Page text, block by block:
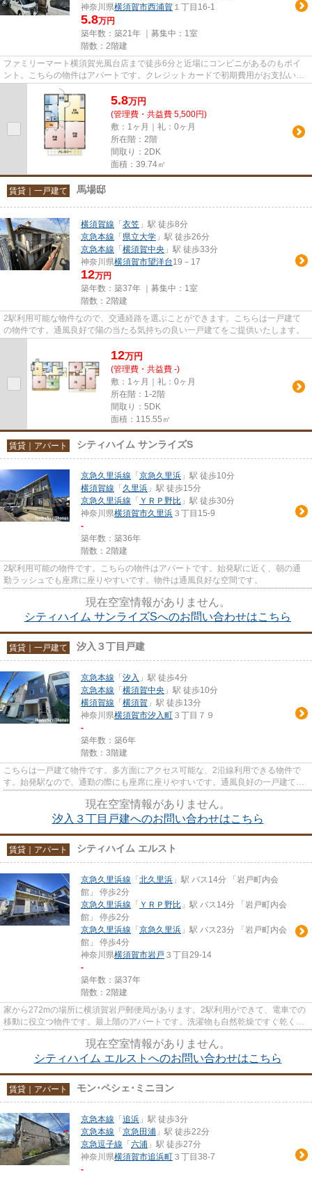
神奈川県横須賀市西浦賀 １丁目16-1
5.8万円
築年数：築21年 ｜募集中： 1室
階数：2階建
ファミリーマート横須賀光風台店まで徒歩6分と近場にコンビニがあるのもポイ
ント。こちらの物件はアパートです。クレジットカードで初期費用がお支払いい
ただけるので、決済の手間が軽...
5.8万円
(管理費・共益費 5,500円)
敷：1ヶ月｜礼：0ヶ月
所在階：2階
間取り：2DK
面積：39.74㎡
賃貸｜一戸建て 馬場邸
横須賀線 「 衣笠 」駅 徒歩8分
京急本線 「 県立大学 」駅 徒歩26分
京急本線 「 横須賀中央 」駅 徒歩33分
神奈川県横須賀市望洋台19－17
12万円
築年数：築37年 ｜募集中： 1室
階数：2階建
2駅利用可能な物件なので、交通経路を選ぶことができます。こちらは一戸建て
の物件です。通風良好で陽の当たる気持ちの良い一戸建てをご提供いたします。
12万円
(管理費・共益費 -)
敷：1ヶ月｜礼：0ヶ月
所在階：1-2階
間取り：5DK
面積：115.55㎡
賃貸｜アパート シティハイム サンライズS
京急久里浜線 「 京急久里浜 」駅 徒歩10分
横須賀線 「 久里浜 」駅 徒歩15分
京急久里浜線 「 ＹＲＰ野比 」駅 徒歩30分
神奈川県横須賀市久里浜 ３丁目15-9
-
築年数：築36年
階数：2階建
2駅利用可能の物件です。こちらの物件はアパートです。始発駅に近く、朝の通
勤ラッシュでも座席に座りやすいです。物件は通風良好な空間です。
現在空室情報がありません。
シティハイム サンライズSへのお問い合わせはこちら
賃貸｜一戸建て 汐入３丁目戸建
京急本線 「 汐入 」駅 徒歩4分
京急本線 「 横須賀中央 」駅 徒歩10分
横須賀線 「 横須賀 」駅 徒歩13分
神奈川県横須賀市汐入町 ３丁目７９
-
築年数：築6年
階数：3階建
こちらは一戸建て物件です。多方面にアクセス可能な、2沿線利用できる物件で
す。始発駅なので、通勤の際にも座席に座りやすいです。通風良好の一戸建てな
現在空室情報がありません。
汐入３丁目戸建へのお問い合わせはこちら
賃貸｜アパート シティハイム エルスト
京急久里浜線 「 北久里浜 」駅 バス14分 「岩戸町内会
館」 停歩2分
京急久里浜線 「 ＹＲＰ野比 」駅 バス14分 「岩戸町内会
館」 停歩2分
京急久里浜線 「 京急久里浜 」駅 バス23分 「岩戸町内会
館」 停歩4分
神奈川県横須賀市岩戸 ３丁目29-14
-
築年数：築37年
階数：2階建
家から272mの場所に横須賀岩戸郵便局があります。2駅利用ができて、電車での
移動に役立つ物件です。最上階のアパートです。洗濯物も自然乾燥ですぐ乾く通
現在空室情報がありません。
シティハイム エルストへのお問い合わせはこちら
賃貸｜アパート モン･ペシェ･ミニヨン
京急本線 「 追浜 」駅 徒歩3分
京急本線 「 京急田浦 」駅 徒歩22分
京急逗子線 「 六浦 」駅 徒歩27分
神奈川県横須賀市追浜町 ３丁目38-7
-